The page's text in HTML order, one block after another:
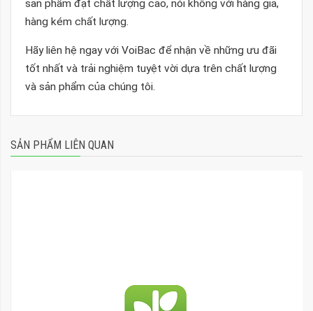
sản phẩm đạt chất lượng cao, nói không với hàng giả,
hàng kém chất lượng.
Hãy liên hệ ngay với VoiBac để nhận về những ưu đãi
tốt nhất và trải nghiệm tuyệt vời dựa trên chất lượng
và sản phẩm của chúng tôi.
SẢN PHẨM LIÊN QUAN